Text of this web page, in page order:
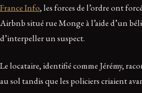
France Info, les forces de l’ordre ont
Airbnb situé rue Monge à l’aide d’un
d’interpeller un suspect.
Le locataire, identifié comme Jérémy,
au sol tandis que les policiers criaient